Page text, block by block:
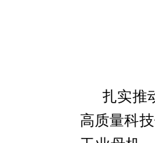
扎实推
高质量科